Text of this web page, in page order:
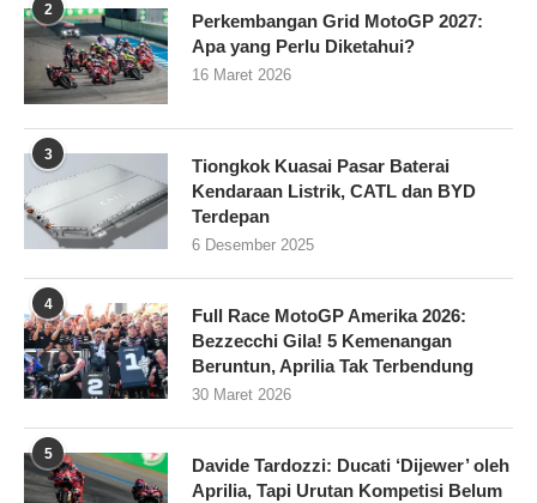
2
Perkembangan Grid MotoGP 2027:
Apa yang Perlu Diketahui?
16 Maret 2026
3
Tiongkok Kuasai Pasar Baterai
Kendaraan Listrik, CATL dan BYD
Terdepan
6 Desember 2025
4
Full Race MotoGP Amerika 2026:
Bezzecchi Gila! 5 Kemenangan
Beruntun, Aprilia Tak Terbendung
30 Maret 2026
5
Davide Tardozzi: Ducati ‘Dijewer’ oleh
Aprilia, Tapi Urutan Kompetisi Belum